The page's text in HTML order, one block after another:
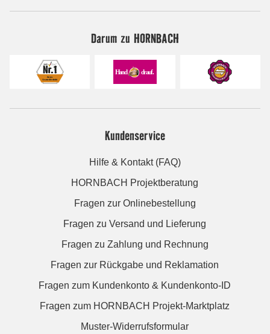
Darum zu HORNBACH
Kundenservice
Hilfe & Kontakt (FAQ)
HORNBACH Projektberatung
Fragen zur Onlinebestellung
Fragen zu Versand und Lieferung
Fragen zu Zahlung und Rechnung
Fragen zur Rückgabe und Reklamation
Fragen zum Kundenkonto & Kundenkonto-ID
Fragen zum HORNBACH Projekt-Marktplatz
Muster-Widerrufsformular